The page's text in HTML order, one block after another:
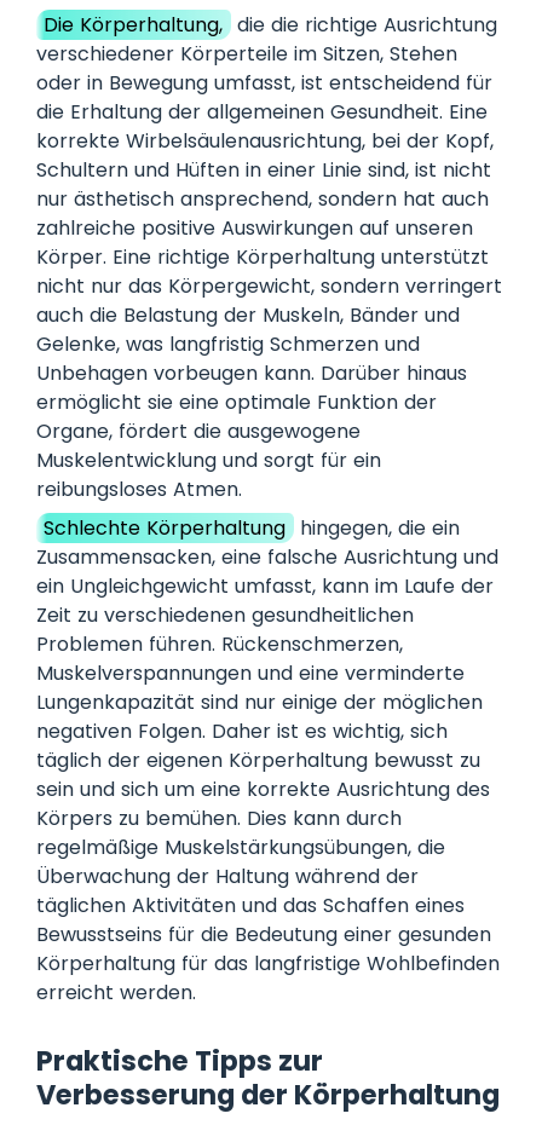
Die Körperhaltung, die die richtige Ausrichtung
verschiedener Körperteile im Sitzen, Stehen
oder in Bewegung umfasst, ist entscheidend für
die Erhaltung der allgemeinen Gesundheit. Eine
korrekte Wirbelsäulenausrichtung, bei der Kopf,
Schultern und Hüften in einer Linie sind, ist nicht
nur ästhetisch ansprechend, sondern hat auch
zahlreiche positive Auswirkungen auf unseren
Körper. Eine richtige Körperhaltung unterstützt
nicht nur das Körpergewicht, sondern verringert
auch die Belastung der Muskeln, Bänder und
Gelenke, was langfristig Schmerzen und
Unbehagen vorbeugen kann. Darüber hinaus
ermöglicht sie eine optimale Funktion der
Organe, fördert die ausgewogene
Muskelentwicklung und sorgt für ein
reibungsloses Atmen.
Schlechte Körperhaltung hingegen, die ein
Zusammensacken, eine falsche Ausrichtung und
ein Ungleichgewicht umfasst, kann im Laufe der
Zeit zu verschiedenen gesundheitlichen
Problemen führen. Rückenschmerzen,
Muskelverspannungen und eine verminderte
Lungenkapazität sind nur einige der möglichen
negativen Folgen. Daher ist es wichtig, sich
täglich der eigenen Körperhaltung bewusst zu
sein und sich um eine korrekte Ausrichtung des
Körpers zu bemühen. Dies kann durch
regelmäßige Muskelstärkungsübungen, die
Überwachung der Haltung während der
täglichen Aktivitäten und das Schaffen eines
Bewusstseins für die Bedeutung einer gesunden
Körperhaltung für das langfristige Wohlbefinden
erreicht werden.
Praktische Tipps zur
Verbesserung der Körperhaltung